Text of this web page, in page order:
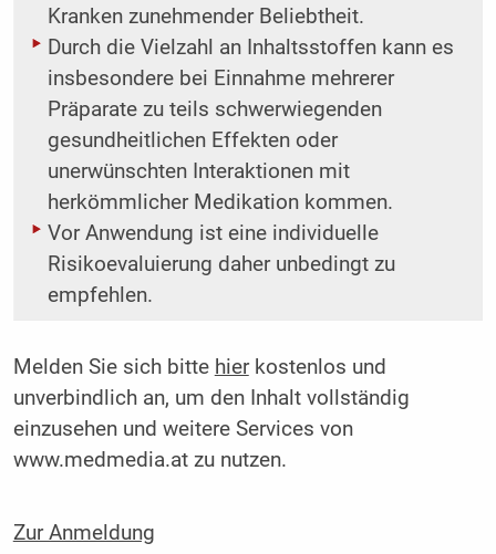
Kranken zunehmender Beliebtheit.
Durch die Vielzahl an Inhaltsstoffen kann es
insbesondere bei Einnahme mehrerer
Präparate zu teils schwerwiegenden
gesundheitlichen Effekten oder
unerwünschten Interaktionen mit
herkömmlicher Medikation kommen.
Vor Anwendung ist eine individuelle
Risikoevaluierung daher unbedingt zu
empfehlen.
Melden Sie sich bitte hierkostenlos und
unverbindlich an, um den Inhalt vollständig
einzusehen und weitere Services von
www.medmedia.at zu nutzen.
Zur Anmeldung